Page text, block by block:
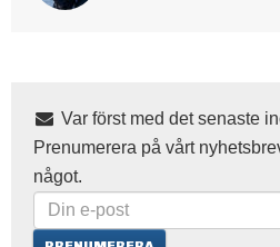
Var först med det senaste
Prenumerera på vårt
något.